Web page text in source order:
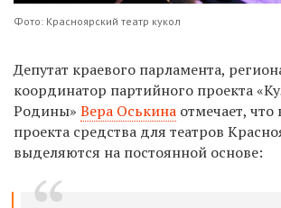
Фото: Красноярский театр кукол
Депутат краевого парламента,
координатор партийного проекта
Родины» Вера Оськина отмечает, что
проекта средства для театров
выделяются на постоянной основе: